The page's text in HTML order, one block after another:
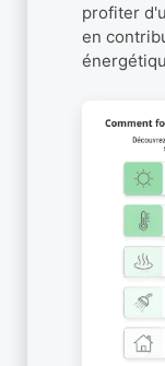
profiter
en